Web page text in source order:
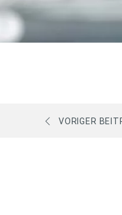
VORIGER